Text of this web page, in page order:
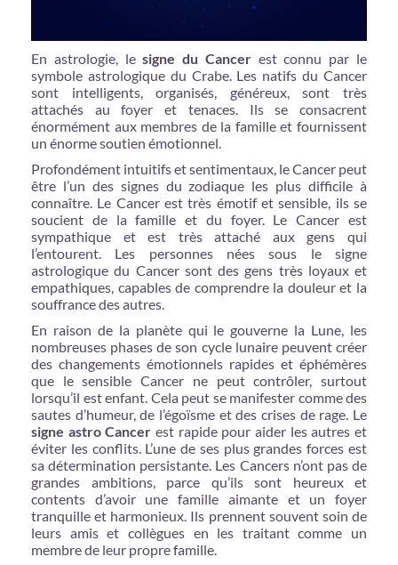
En astrologie, lesigne du Cancerest connu par le
symbole astrologique du Crabe. Les natifs du Cancer
sont intelligents, organisés, généreux, sont très
attachés au foyer et tenaces. Ils se consacrent
énormément aux membres de la famille et fournissent
un énorme soutien émotionnel.
Profondément intuitifs et sentimentaux, le Cancer peut
être l’un des signes du zodiaque les plus difficile à
connaître. Le Cancer est très émotif et sensible, ils se
soucient de la famille et du foyer. Le Cancer est
sympathique et est très attaché aux gens qui
l’entourent. Les personnes nées sous le signe
astrologique du Cancer sont des gens très loyaux et
empathiques, capables de comprendre la douleur et la
souffrance des autres.
En raison de la planète qui le gouverne la Lune, les
nombreuses phases de son cycle lunaire peuvent créer
des changements émotionnels rapides et éphémères
que le sensible Cancer ne peut contrôler, surtout
lorsqu’il est enfant. Cela peut se manifester comme des
sautes d’humeur, de l’égoïsme et des crises de rage. Le
signe astro Cancer est rapide pour aider les autres et
éviter les conflits. L’une de ses plus grandes forces est
sa détermination persistante. Les Cancers n’ont pas de
grandes ambitions, parce qu’ils sont heureux et
contents d’avoir une famille aimante et un foyer
tranquille et harmonieux. Ils prennent souvent soin de
leurs amis et collègues en les traitant comme un
membre de leur propre famille.